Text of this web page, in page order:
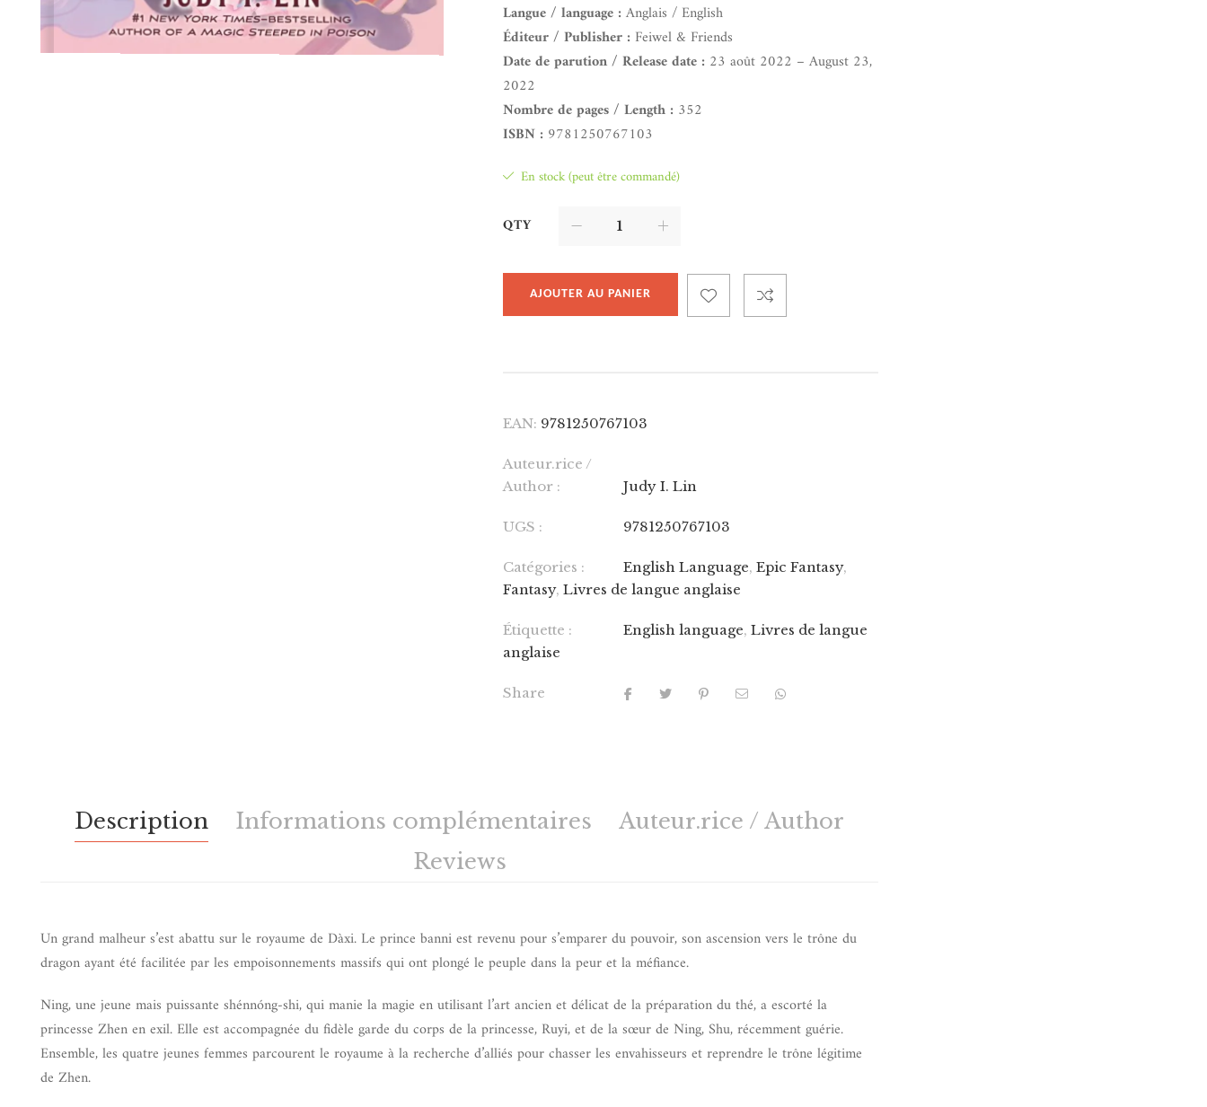
Langue / language :Anglais / English
Éditeur / Publisher : Feiwel & Friends
Date de parution / Release date : 23 août 2022 – August 23,
2022
Nombre de pages / Length : 352
ISBN : 9781250767103
En stock (peut être commandé)
QTY
AJOUTER AU PANIER
EAN: 9781250767103
Auteur.rice /
Author :
Judy I. Lin
UGS : 9781250767103
Catégories : English Language,Epic Fantasy,
Fantasy,Livres de langue anglaise
Étiquette : English language,Livres de langue
anglaise
Share
Description Informations complémentaires
Auteur.rice / Author
Reviews
Un grand malheur s’est abattu sur le royaume de Dàxi. Le prince banni est revenu pour s’emparer du pouvoir, son ascension vers le trône du
dragon ayant été facilitée par les empoisonnements massifs qui ont plongé le peuple dans la peur et la méfiance.
Ning, une jeune mais puissante shénnóng-shi, qui manie la magie en utilisant l’art ancien et délicat de la préparation du thé, a escorté la
princesse Zhen en exil. Elle est accompagnée du fidèle garde du corps de la princesse, Ruyi, et de la sœur de Ning, Shu, récemment guérie.
Ensemble, les quatre jeunes femmes parcourent le royaume à la recherche d’alliés pour chasser les envahisseurs et reprendre le trône légitime
de Zhen.